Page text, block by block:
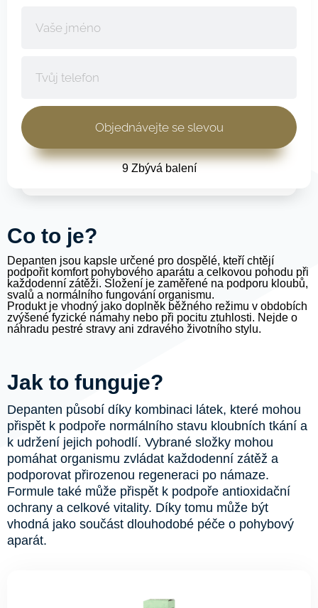
9 Zbývá balení
Сo to je?
Depanten jsou kapsle určené pro dospělé, kteří chtějí
podpořit komfort pohybového aparátu a celkovou pohodu při
každodenní zátěži. Složení je zaměřené na podporu kloubů,
svalů a normálního fungování organismu.
Produkt je vhodný jako doplněk běžného režimu v obdobích
zvýšené fyzické námahy nebo při pocitu ztuhlosti. Nejde o
náhradu pestré stravy ani zdravého životního stylu.
Jak to funguje?
Depanten působí díky kombinaci látek, které mohou
přispět k podpoře normálního stavu kloubních tkání a
k udržení jejich pohodlí. Vybrané složky mohou
pomáhat organismu zvládat každodenní zátěž a
podporovat přirozenou regeneraci po námaze.
Formule také může přispět k podpoře antioxidační
ochrany a celkové vitality. Díky tomu může být
vhodná jako součást dlouhodobé péče o pohybový
aparát.